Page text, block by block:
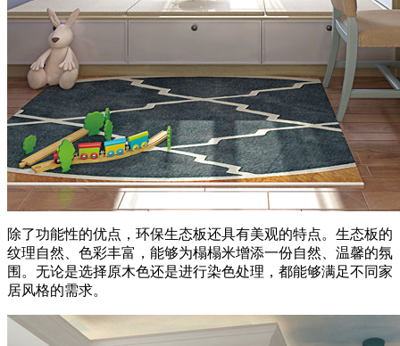
除了功能性的优点，环保生态板还具有美观的特点。生态板的
纹理自然、色彩丰富，能够为榻榻米增添一份自然、温馨的氛
围。无论是选择原木色还是进行染色处理，都能够满足不同家
居风格的需求。